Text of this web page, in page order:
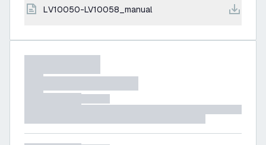
LV10050-LV10058_manual